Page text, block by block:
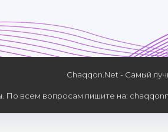
Chaqqon.Net - Самый
По всем вопросам пишите на: